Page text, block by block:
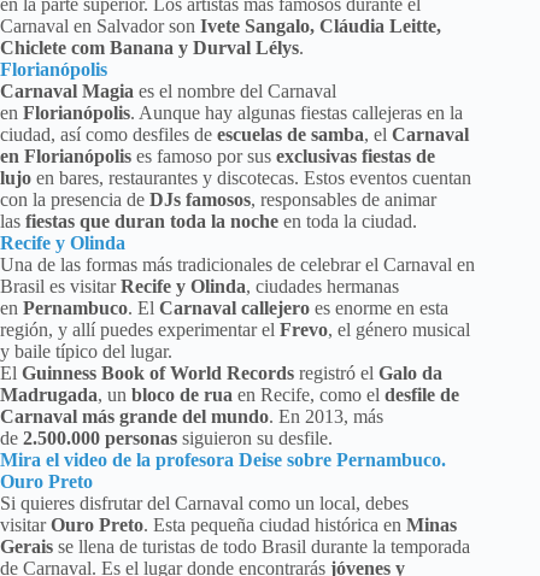
en la parte superior. Los artistas más famosos durante el
Carnaval en Salvador son Ivete Sangalo, Cláudia Leitte,
Chiclete com Banana y Durval Lélys.
Florianópolis
Carnaval Magia es el nombre del Carnaval
en Florianópolis. Aunque hay algunas fiestas callejeras en la
ciudad, así como desfiles de escuelas de samba, el Carnaval
en Florianópolis es famoso por sus exclusivas fiestas de
lujo en bares, restaurantes y discotecas. Estos eventos cuentan
con la presencia de DJs famosos, responsables de animar
las fiestas que duran toda la noche en toda la ciudad.
Recife y Olinda
Una de las formas más tradicionales de celebrar el Carnaval en
Brasil es visitarRecife y Olinda, ciudades hermanas
en Pernambuco. El Carnaval callejero es enorme en esta
región, y allí puedes experimentar el Frevo, el género musical
y baile típico del lugar.
El Guinness Book of World Records registró el Galo da
Madrugada, un bloco de rua en Recife, como el desfile de
Carnaval más grande del mundo. En 2013, más
de 2.500.000 personas siguieron su desfile.
Mira el video de la profesora Deise sobre Pernambuco.
Ouro Preto
Si quieres disfrutar del Carnaval como un local, debes
visitarOuro Preto. Esta pequeña ciudad histórica en Minas
Gerais se llena de turistas de todo Brasil durante la temporada
de Carnaval. Es el lugar donde encontrarás jóvenes y